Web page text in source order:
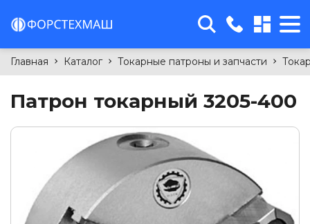
sales@forcetm.by
+375(29)763-99-15
Главная Каталог Токарные патроны и запчасти
Патрон токарный 3205-400